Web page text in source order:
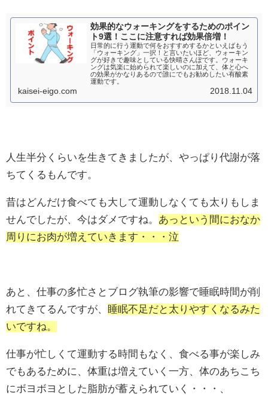
効果的なウォーキングをするためのポイン
ト9選！ここに注意すれば効果倍増！
日常的に行う運動で何をおすすめするかといえばもう
「ウォーキング」一択！と言いたいほど、ウォーキン
グが好きで趣味としている快晴さんぽです。ウォーキ
ングは気楽に始められて楽しいのに加えて、体と心へ
の効果がかなりあるので誰にでもお勧めしたい有酸素
運動です。
kaisei-eigo.com 2018.11.04
人生半分くらいを生きてきましたが、やっぱり代謝が落
ちてくるもんです。
昔はどんだけ食べても大して運動しなくても太りもしま
せんでしたが、今はダメですね。 あっという間におなか
周りにお肉が増えていきます・・・泣
あと、仕事の多忙さとブログ執筆の影響で睡眠時間が削
れてきてるんですが、
睡眠不足だと太りやすくなるみた
いですね。
仕事が忙しくて運動する時間もなく、食べる事が楽しみ
でもあるために、体重は増えていく一方、体のあちこち
にボヨボヨとした脂肪が蓄えられていく・・・、